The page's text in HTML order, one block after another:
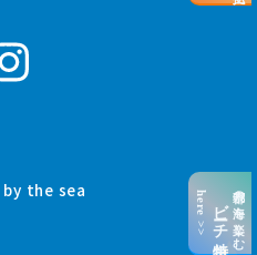
京都の海を楽しむ
ビーチ特集
here >>
the sea